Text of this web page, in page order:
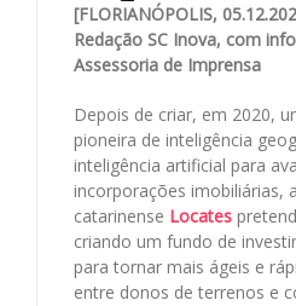
[FLORIANÓPOLIS,
Redação SC Inova, com
Assessoria de Imprensa
Depois de criar, em 2020,
pioneira de inteligência
inteligência artificial para
incorporações imobiliárias,
catarinense Locates
criando um fundo de
para tornar mais ágeis e
entre donos de terrenos e